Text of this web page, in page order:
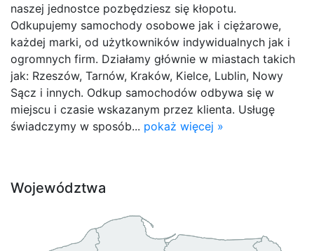
naszej jednostce pozbędziesz się kłopotu.
Odkupujemy samochody osobowe jak i ciężarowe,
każdej marki, od użytkowników indywidualnych jak i
ogromnych firm. Działamy głównie w miastach takich
jak: Rzeszów, Tarnów, Kraków, Kielce, Lublin, Nowy
Sącz i innych. Odkup samochodów odbywa się w
miejscu i czasie wskazanym przez klienta. Usługę
świadczymy w sposób... pokaż więcej »
Województwa